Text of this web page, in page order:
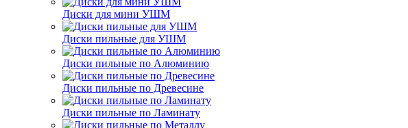
Диски для мини УШМ
Диски пильные для УШМ
Диски пильные по Алюминию
Диски пильные по Древесине
Диски пильные по Ламинату